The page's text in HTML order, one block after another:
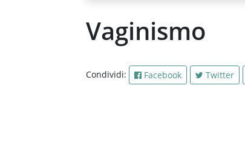
Vaginismo
Condividi: Facebook Twitter